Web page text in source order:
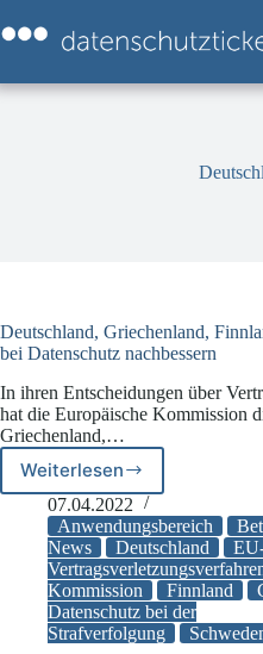
Inhalt
springen
Deutschland, Griechenland,
bei Datenschutz nachbessern
In ihren Entscheidungen über
hat die Europäische Kommission
Griechenland,…
WeiterlesenDeutschland,
Griechenland,
Finnland
und
Schweden
müssen
bei
Datenschutz
07.04.2022
Anwendungsbereich
News
Deutschland
Kommission
Finnland
Datenschutz bei der
Strafverfolgung